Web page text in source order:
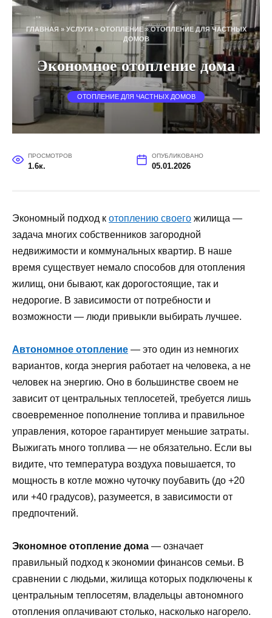
ГЛАВНАЯ » УСЛУГИ » ОТОПЛЕНИЕ»ОТОПЛЕНИЕ ДЛЯ ЧАСТНЫХ
ДОМОВ
Экономное отопление дома
ОТОПЛЕНИЕ ДЛЯ ЧАСТНЫХ ДОМОВ
ПРОСМОТРОВ
1.6к.
ОПУБЛИКОВАНО
05.01.2026
Экономный подход к отоплению своего жилища —
задача многих собственников загородной
недвижимости и коммунальных квартир. В наше
время существует немало способов для отопления
жилищ, они бывают, как дорогостоящие, так и
недорогие. В зависимости от потребности и
возможности — люди привыкли выбирать лучшее.
Автономное отопление — это один из немногих
вариантов, когда энергия работает на человека, а не
человек на энергию. Оно в большинстве своем не
зависит от центральных теплосетей, требуется лишь
своевременное пополнение топлива и правильное
управления, которое гарантирует меньшие затраты.
Выжигать много топлива — не обязательно. Если вы
видите, что температура воздуха повышается, то
мощность в котле можно чуточку поубавить (до +20
или +40 градусов), разумеется, в зависимости от
предпочтений.
Экономное отопление дома — означает
правильный подход к экономии финансов семьи. В
сравнении с людьми, жилища которых подключены к
центральным теплосетям, владельцы автономного
отопления оплачивают столько, насколько нагорело.